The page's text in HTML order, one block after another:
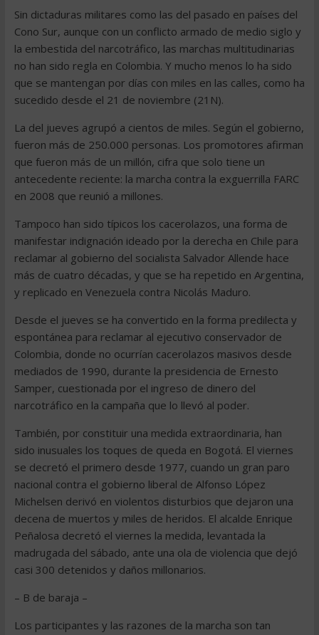
Sin dictaduras militares como las del pasado en países del
Cono Sur, aunque con un conflicto armado de medio siglo y
la embestida del narcotráfico, las marchas multitudinarias
no han sido regla en Colombia. Y mucho menos lo ha sido
que se mantengan por días con miles en las calles, como ha
sucedido desde el 21 de noviembre (21N).
La del jueves agrupó a cientos de miles. Según el gobierno,
fueron más de 250.000 personas. Los promotores afirman
que fueron más de un millón, cifra que solo tiene un
antecedente reciente: la marcha contra la exguerrilla FARC
en 2008 que reunió a millones.
Tampoco han sido típicos los cacerolazos, una forma de
manifestar indignación ideado por la derecha en Chile para
reclamar al gobierno del socialista Salvador Allende hace
más de cuatro décadas, y que se ha repetido en Argentina,
y replicado en Venezuela contra Nicolás Maduro.
Desde el jueves se ha convertido en la forma predilecta y
espontánea para reclamar al ejecutivo conservador de
Colombia, donde no ocurrían cacerolazos masivos desde
mediados de 1990, durante la presidencia de Ernesto
Samper, cuestionada por el ingreso de dinero del
narcotráfico en la campaña que lo llevó al poder.
También, por constituir una medida extraordinaria, han
sido inusuales los toques de queda en Bogotá. El viernes
se decretó el primero desde 1977, cuando un gran paro
nacional contra el gobierno liberal de Alfonso López
Michelsen derivó en violentos disturbios que dejaron una
decena de muertos y miles de heridos. El alcalde Enrique
Peñalosa decretó el viernes la medida, levantada la
madrugada del sábado, ante una ola de violencia que dejó
casi 300 detenidos y daños millonarios.
– B de baraja –
Los participantes y las razones de la marcha son tan